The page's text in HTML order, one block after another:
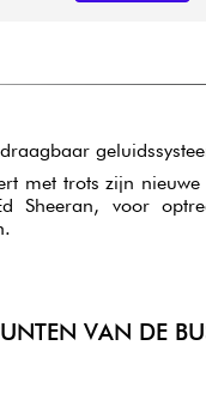
met trots zijn
Sheeran, voor
VAN DE